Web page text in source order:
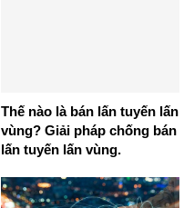
Thế nào là bán lấn tuyến lấn
vùng? Giải pháp chống bán
lấn tuyến lấn vùng.